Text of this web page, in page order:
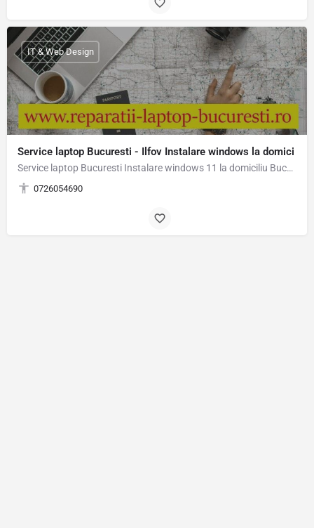
Service laptop Bucuresti - Ilfov Instalare windows la domici
Service laptop Bucuresti Instalare windows 11 la domiciliu Bucuresti-Ilfov Experienta de peste 15 ani in…
0726054690
IT & Web Design